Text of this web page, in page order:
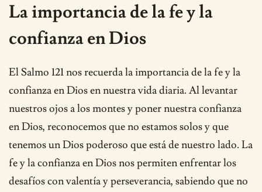
La importancia de la fe y la
confianza en Dios
El Salmo 121 nos recuerda la importancia de la fe y la
confianza en Dios en nuestra vida diaria. Al levantar
nuestros ojos a los montes y poner nuestra confianza
en Dios, reconocemos que no estamos solos y que
tenemos un Dios poderoso que está de nuestro lado. La
fe y la confianza en Dios nos permiten enfrentar los
desafíos con valentía y perseverancia, sabiendo que no